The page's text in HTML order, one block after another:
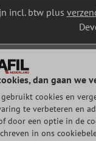
incl. btw plus
dan gaan we
gebruikt cookies en
te verbeteren en
door een optie in de
in ons